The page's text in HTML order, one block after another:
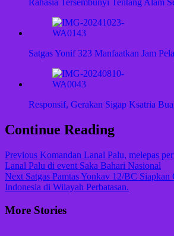
Rahasia Tersembunyi Tentang Alam
Satgas Yonif 323 Manfaatkan Jam
Responsif, Gerakan Sigap Ksatria
Continue Reading
Previous Komandan Lanal Palu, melepas
Lanal Palu di event Saka Bahari Nasional
Next Satgas Pamtas Yonkav 12/BC Siapkan
Indonesia di Wilayah Perbatasan.
More Stories